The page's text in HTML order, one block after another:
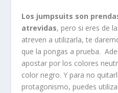
Los jumpsuits son
atrevidas, pero si eres de
atreven a utilizarla, te
que la pongas a prueba.
apostar por los colores
color negro. Y para no
protagonismo, puedes